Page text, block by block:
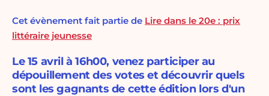
Cet évènement fait partie de Lire dans le 20e : prix
littéraire jeunesse
Le 15 avril à 16h00, venez participer au
dépouillement des votes et découvrir quels
sont les gagnants de cette édition lors d'un